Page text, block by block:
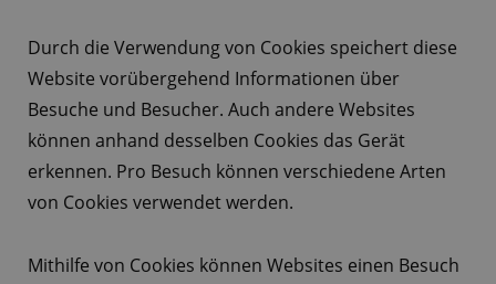
Durch die Verwendung von Cookies speichert diese
Website vorübergehend Informationen über
Besuche und Besucher. Auch andere Websites
können anhand desselben Cookies das Gerät
erkennen. Pro Besuch können verschiedene Arten
von Cookies verwendet werden.
Mithilfe von Cookies können Websites einen Besuch